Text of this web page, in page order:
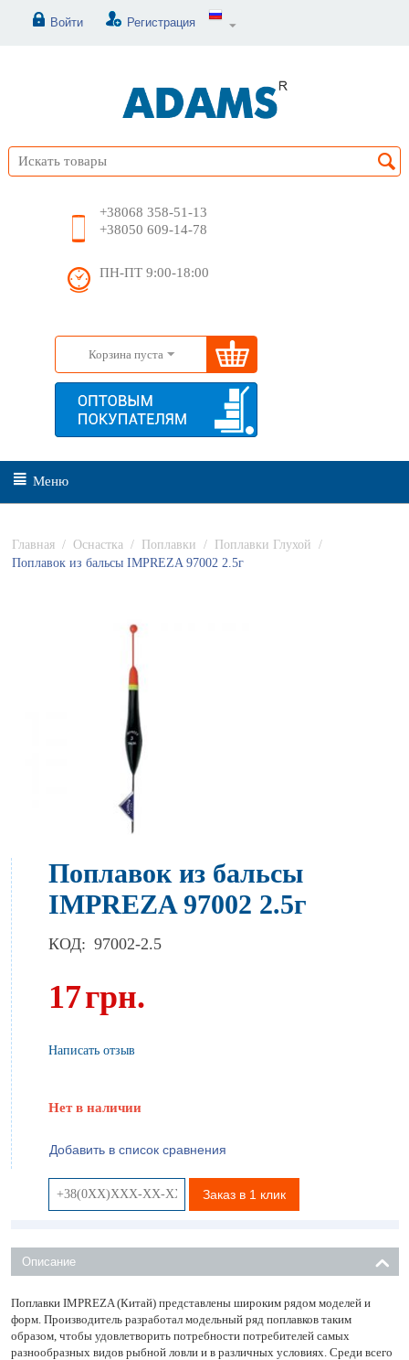
Войти Регистрация
+38068 358-51-13
+38050 609-14-78
ПН-ПТ 9:00-18:00
Корзина пуста
Меню
Главная / Оснастка / Поплавки / Поплавки Глухой
/
Поплавок из бальсы IMPREZA 97002 2.5г
Поплавок из бальсы
IMPREZA 97002 2.5г
КОД: 97002-2.5
17грн.
Написать отзыв
Нет в наличии
Добавить в список сравнения
Заказ в 1 клик
Описание
Поплавки IMPREZA (Китай) представлены широким рядом моделей и
форм. Производитель разработал модельный ряд поплавков таким
образом, чтобы удовлетворить потребности потребителей самых
разнообразных видов рыбной ловли и в различных условиях. Среди всего